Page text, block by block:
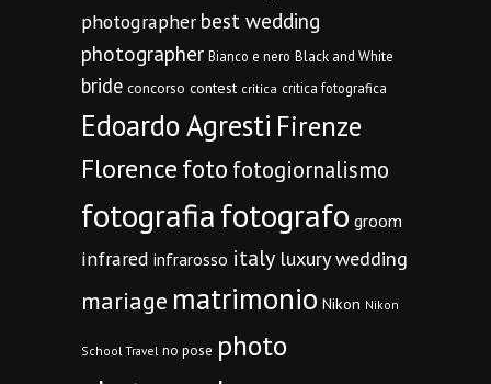
photographer best wedding
photographer Bianco e nero Black and White
bride concorso contest critica critica fotografica
Edoardo Agresti Firenze
Florencefoto fotogiornalismo
fotografiafotografo groom
infrared infrarosso italy luxury wedding
mariage matrimonio Nikon Nikon
School Travel no pose photo